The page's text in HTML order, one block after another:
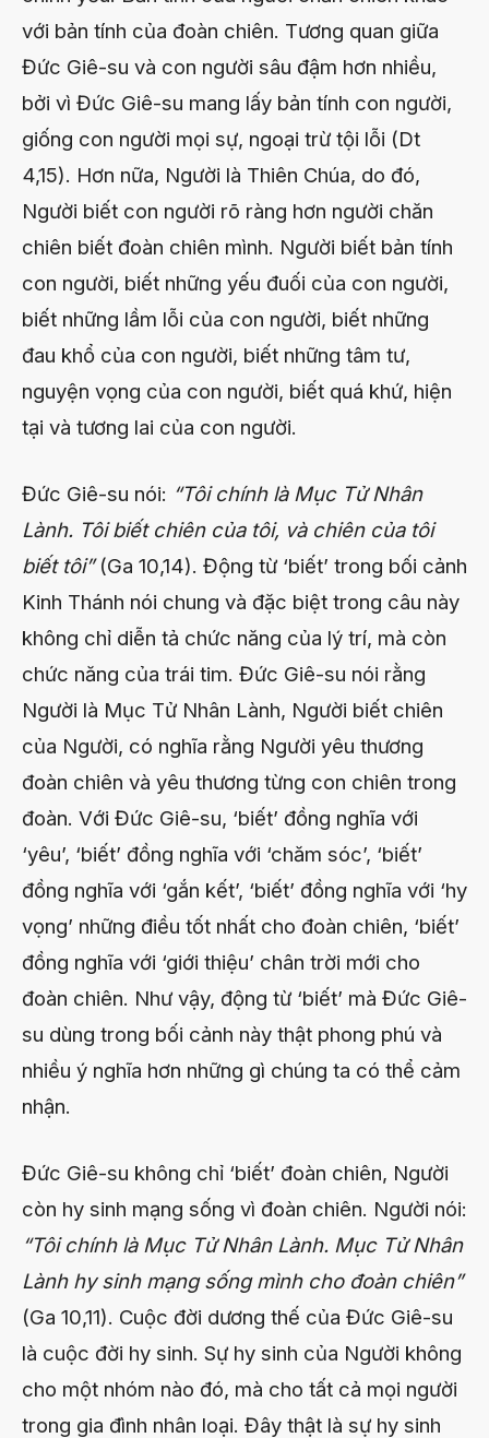
với bản tính của đoàn chiên. Tương quan giữa
Đức Giê-su và con người sâu đậm hơn nhiều,
bởi vì Đức Giê-su mang lấy bản tính con người,
giống con người mọi sự, ngoại trừ tội lỗi (Dt
4,15). Hơn nữa, Người là Thiên Chúa, do đó,
Người biết con người rõ ràng hơn người chăn
chiên biết đoàn chiên mình. Người biết bản tính
con người, biết những yếu đuối của con người,
biết những lầm lỗi của con người, biết những
đau khổ của con người, biết những tâm tư,
nguyện vọng của con người, biết quá khứ, hiện
tại và tương lai của con người.
Đức Giê-su nói: “Tôi chính là Mục Tử Nhân
Lành. Tôi biết chiên của tôi, và chiên của tôi
biết tôi”(Ga 10,14). Động từ ‘biết’ trong bối cảnh
Kinh Thánh nói chung và đặc biệt trong câu này
không chỉ diễn tả chức năng của l‎ý trí, mà còn
chức năng của trái tim. Đức Giê-su nói rằng
Người là Mục Tử Nhân Lành, Người biết chiên
của Người, có nghĩa rằng Người yêu thương
đoàn chiên và yêu thương từng con chiên trong
đoàn. Với Đức Giê-su, ‘biết’ đồng nghĩa với
‘yêu’, ‘biết’ đồng nghĩa với ‘chăm sóc’, ‘biết’
đồng nghĩa với ‘gắn kết’, ‘biết’ đồng nghĩa với ‘hy
vọng’ những điều tốt nhất cho đoàn chiên, ‘biết’
đồng nghĩa với ‘giới thiệu’ chân trời mới cho
đoàn chiên. Như vậy, động từ ‘biết’ mà Đức Giê-
su dùng trong bối cảnh này thật phong phú và
nhiều ý nghĩa hơn những gì chúng ta có thể cảm
nhận.
Đức Giê-su không chỉ ‘biết’ đoàn chiên, Người
còn hy sinh mạng sống vì đoàn chiên. Người nói:
“Tôi chính là Mục Tử Nhân Lành. Mục Tử Nhân
Lành hy sinh mạng sống mình cho đoàn chiên”
(Ga 10,11). Cuộc đời dương thế của Đức Giê-su
là cuộc đời hy sinh. Sự hy sinh của Người không
cho một nhóm nào đó, mà cho tất cả mọi người
trong gia đình nhân loại. Đây thật là sự hy sinh